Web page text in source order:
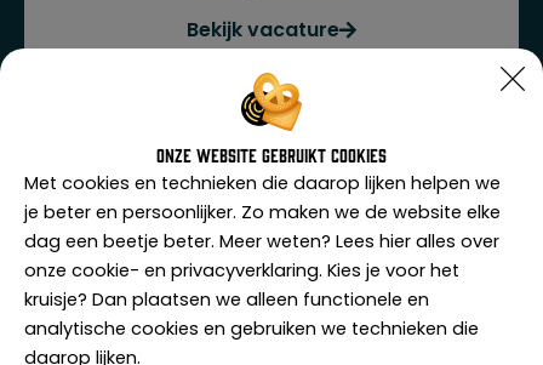
Bekijk vacature
Onze website gebruikt cookies
Met cookies en technieken die daarop lijken helpen we
je beter en persoonlijker. Zo maken we de website elke
dag een beetje beter. Meer weten? Lees hier alles over
onze cookie- en privacyverklaring. Kies je voor het
kruisje? Dan plaatsen we alleen functionele en
analytische cookies en gebruiken we technieken die
daarop lijken.